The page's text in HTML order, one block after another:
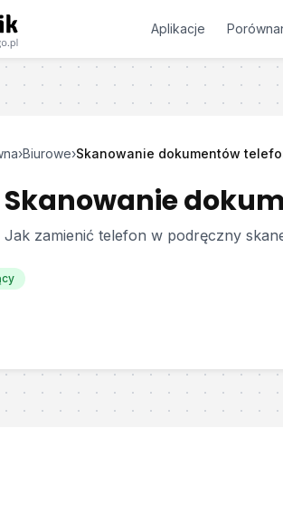
Aplikacje
›Biurowe›Skanowanie dokumentów
Skanowanie
Jak zamienić telefon w podręczny